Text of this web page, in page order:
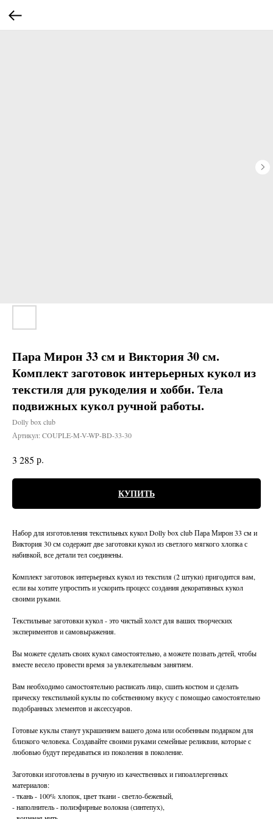
Пара Мирон 33 см и Виктория 30 см.
Комплект заготовок интерьерных кукол из
текстиля для рукоделия и хобби. Тела
подвижных кукол ручной работы.
Dolly box club
Артикул: COUPLE-M-V-WP-BD-33-30
3 285 р.
КУПИТЬ
Набор для изготовления текстильных кукол Dolly box club Пара Мирон 33 см и
Виктория 30 см содержит две заготовки кукол из светлого мягкого хлопка с
набивкой, все детали тел соединены.
Комплект заготовок интерьерных кукол из текстиля (2 штуки) пригодится вам,
если вы хотите упростить и ускорить процесс создания декоративных кукол
своими руками.
Текстильные заготовки кукол - это чистый холст для ваших творческих
экспериментов и самовыражения.
Вы можете сделать своих кукол самостоятельно, а можете позвать детей, чтобы
вместе весело провести время за увлекательным занятием.
Вам необходимо самостоятельно расписать лицо, сшить костюм и сделать
прическу текстильной куклы по собственному вкусу с помощью самостоятельно
подобранных элементов и аксессуаров.
Готовые куклы станут украшением вашего дома или особенным подарком для
близкого человека. Создавайте своими руками семейные реликвии, которые с
любовью будут передаваться из поколения в поколение.
Заготовки изготовлены в ручную из качественных и гипоаллергенных
материалов:
- ткань - 100% хлопок, цвет ткани - светло-бежевый,
- наполнитель - полиэфирные волокна (синтепух),